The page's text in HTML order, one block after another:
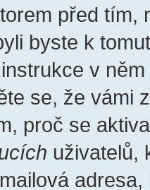
před tím,
byste k
v
se, že vámi
proč se
uživatelů,